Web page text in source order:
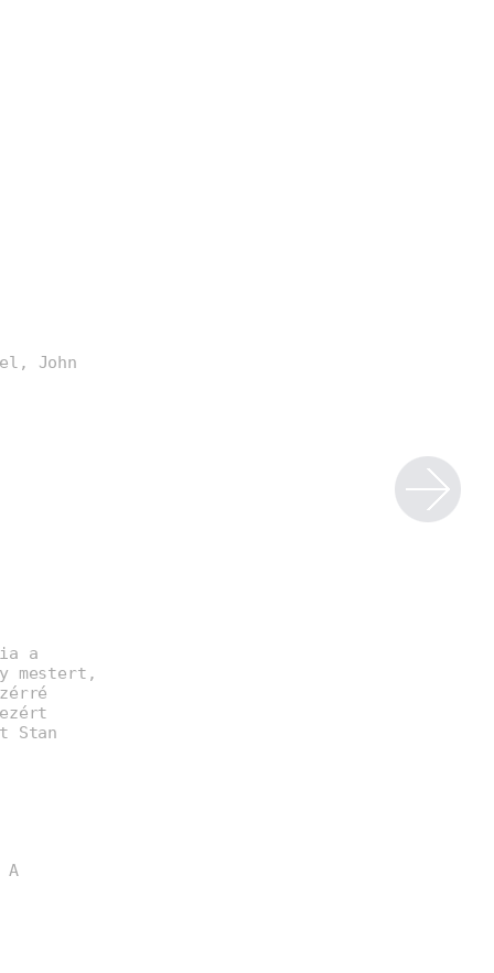
John
a
mestert,
Stan